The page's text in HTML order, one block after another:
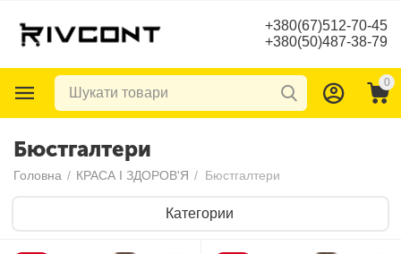
+380(67)512-70-45
+380(50)487-38-79
0
Бюстгалтери
Головна / КРАСА І ЗДОРОВ'Я / Бюстгалтери
Категории